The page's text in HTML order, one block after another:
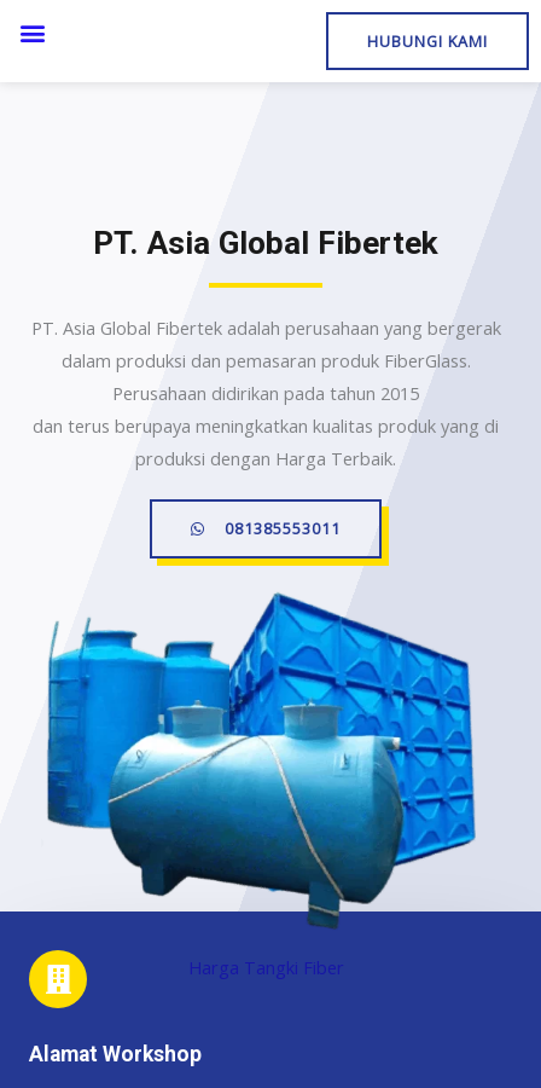
HUBUNGI KAMI
PT. Asia Global Fibertek
PT. Asia Global Fibertek adalah perusahaan yang bergerak
dalam produksi dan pemasaran produk FiberGlass.
Perusahaan didirikan pada tahun 2015
dan terus berupaya meningkatkan kualitas produk yang di
produksi dengan Harga Terbaik.
081385553011
Harga Tangki Fiber
Alamat Workshop